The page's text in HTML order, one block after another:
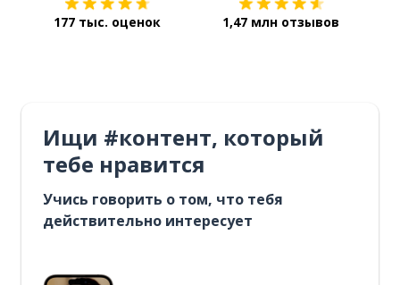
177 тыс. оценок 1,47 млн отзывов
Ищи #контент, который
тебе нравится
Учись говорить о том, что тебя
действительно интересует